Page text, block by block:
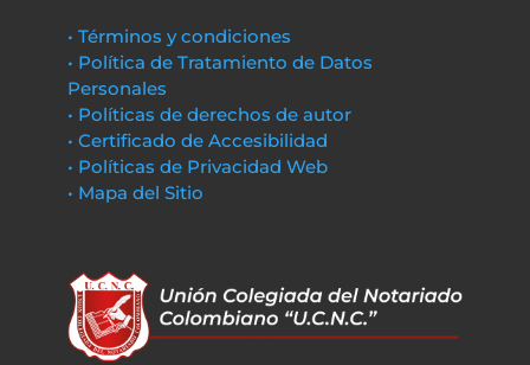
• Términos y condiciones
• Política de Tratamiento de Datos
Personales
• Políticas de derechos de autor
• Certificado de Accesibilidad
• Políticas de Privacidad Web
• Mapa del Sitio